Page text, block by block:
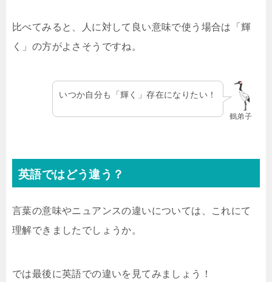
比べてみると、人に対して良い意味で使う場合は「輝
く」の方がよさそうですね。
鶴弟子
いつか自分も「輝く」存在になりたい！
英語ではどう違う？
言葉の意味やニュアンスの違いについては、これにて
理解できましたでしょうか。
では最後に英語での違いを見てみましょう！